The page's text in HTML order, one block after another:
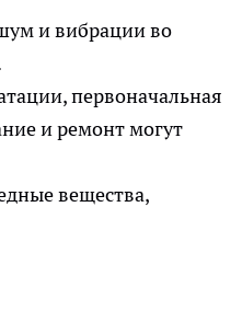
и вибрации во
первоначальная
и ремонт могут
вещества,